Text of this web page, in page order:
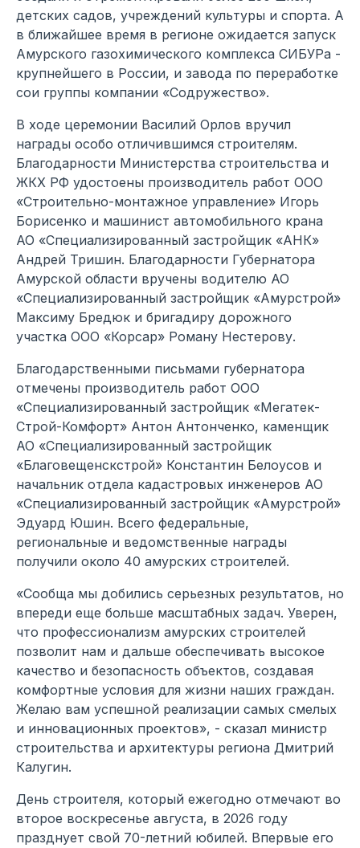
детских садов, учреждений культуры и спорта. А
в ближайшее время в регионе ожидается запуск
Амурского газохимического комплекса СИБУРа -
крупнейшего в России, и завода по переработке
сои группы компании «Содружество».
В ходе церемонии Василий Орлов вручил
награды особо отличившимся строителям.
Благодарности Министерства строительства и
ЖКХ РФ удостоены производитель работ ООО
«Строительно-монтажное управление» Игорь
Борисенко и машинист автомобильного крана
АО «Специализированный застройщик «АНК»
Андрей Тришин. Благодарности Губернатора
Амурской области вручены водителю АО
«Специализированный застройщик «Амурстрой»
Максиму Бредюк и бригадиру дорожного
участка ООО «Корсар» Роману Нестерову.
Благодарственными письмами губернатора
отмечены производитель работ ООО
«Специализированный застройщик «Мегатек-
Строй-Комфорт» Антон Антонченко, каменщик
АО «Специализированный застройщик
«Благовещенскстрой» Константин Белоусов и
начальник отдела кадастровых инженеров АО
«Специализированный застройщик «Амурстрой»
Эдуард Юшин. Всего федеральные,
региональные и ведомственные награды
получили около 40 амурских строителей.
«Сообща мы добились серьезных результатов, но
впереди еще больше масштабных задач. Уверен,
что профессионализм амурских строителей
позволит нам и дальше обеспечивать высокое
качество и безопасность объектов, создавая
комфортные условия для жизни наших граждан.
Желаю вам успешной реализации самых смелых
и инновационных проектов», - сказал министр
строительства и архитектуры региона Дмитрий
Калугин.
День строителя, который ежегодно отмечают во
второе воскресенье августа, в 2026 году
празднует свой 70-летний юбилей. Впервые его